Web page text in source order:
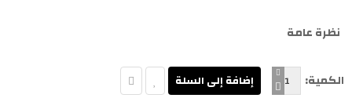
نظرة عامة
الكمية: